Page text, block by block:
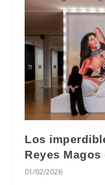
Los
Reyes Magos
01/02/2026